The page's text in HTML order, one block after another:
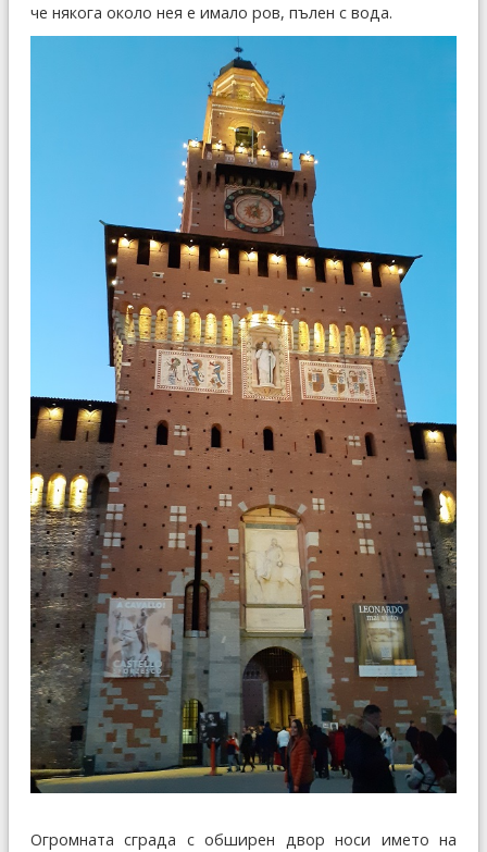
че някога около нея е имало ров, пълен с вода.
Огромната сграда с обширен двор носи името на